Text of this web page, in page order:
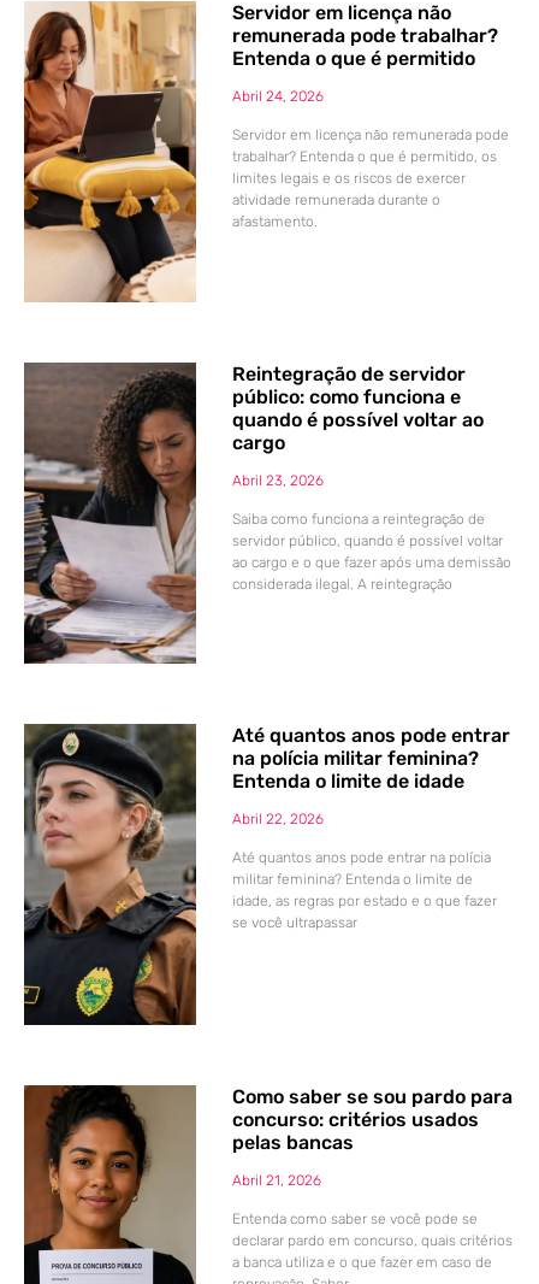
Servidor em licença não
remunerada pode trabalhar?
Entenda o que é permitido
Abril 24, 2026
Servidor em licença não remunerada pode
trabalhar? Entenda o que é permitido, os
limites legais e os riscos de exercer
atividade remunerada durante o
afastamento.
Reintegração de servidor
público: como funciona e
quando é possível voltar ao
cargo
Abril 23, 2026
Saiba como funciona a reintegração de
servidor público, quando é possível voltar
ao cargo e o que fazer após uma demissão
considerada ilegal. A reintegração
Até quantos anos pode entrar
na polícia militar feminina?
Entenda o limite de idade
Abril 22, 2026
Até quantos anos pode entrar na polícia
militar feminina? Entenda o limite de
idade, as regras por estado e o que fazer
se você ultrapassar
Como saber se sou pardo para
concurso: critérios usados
pelas bancas
Abril 21, 2026
Entenda como saber se você pode se
declarar pardo em concurso, quais critérios
a banca utiliza e o que fazer em caso de